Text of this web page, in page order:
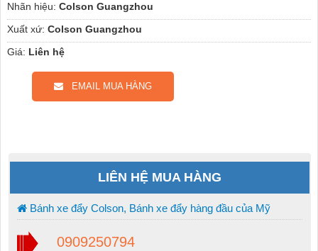
Nhãn hiệu: Colson Guangzhou
Xuất xứ: Colson Guangzhou
Giá: Liên hệ
EMAIL MUA HÀNG
LIÊN HỆ MUA HÀNG
Bánh xe đẩy Colson, Bánh xe đẩy hàng đầu của Mỹ
0909250794